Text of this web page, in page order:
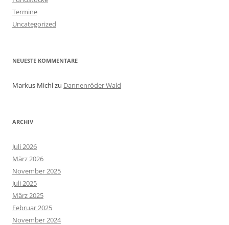
Termine
Uncategorized
NEUESTE KOMMENTARE
Markus Michlzu Dannenröder Wald
ARCHIV
Juli 2026
März 2026
November 2025
Juli 2025
März 2025
Februar 2025
November 2024